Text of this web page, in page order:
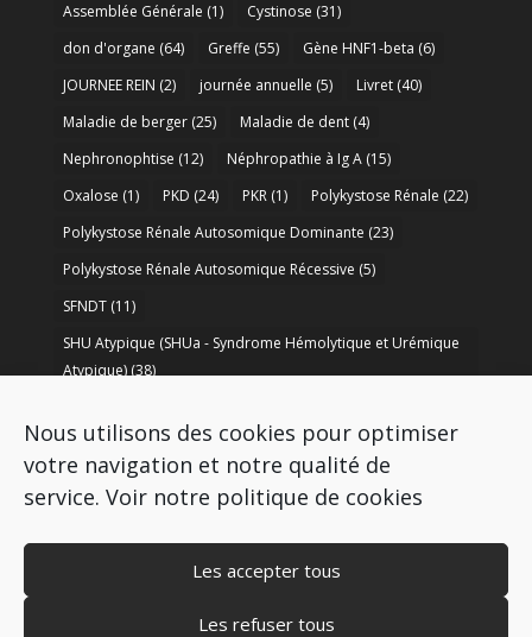
Nous utilisons des cookies pour optimiser
votre navigation et notre qualité de
service. Voir notre politique de cookies
Les accepter tous
Les refuser tous
Assemblée Générale (1) Cystinose (31)
don d'organe (64) Greffe (55) Gène HNF1-beta (6)
JOURNEE REIN (2) journée annuelle (5) Livret(40)
Maladie de berger(25) Maladie de dent(4)
Nephronophtise (12) Néphropathie à Ig A(15)
Oxalose (1) PKD (24) PKR(1) Polykystose Rénale (22)
Polykystose Rénale Autosomique Dominante (23)
Polykystose Rénale Autosomique Récessive (5)
SFNDT(11)
SHU Atypique (SHUa - Syndrome Hémolytique et Urémique
Atypique)(38)
Syndrome de Bartter(8) Syndrome d’Alport(37)